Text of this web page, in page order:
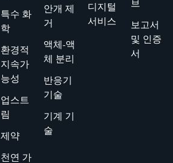
특수 화
학
환경적
지속가
능성
업스트
림
제약
천연 가
안개 제
거
액체-액
체 분리
반응기
기술
기계 기
술
디지털
서비스
브
보고서
및 인증
서